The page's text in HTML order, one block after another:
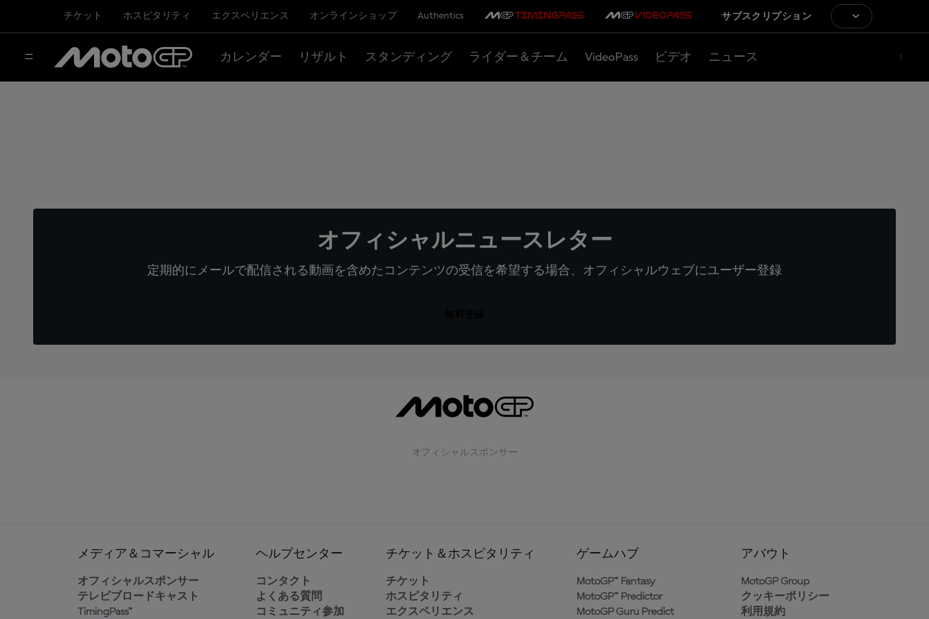
チケット ホスピタリティ エクスペリエンス オンラインショップ Authentics サブスクリプション
カレンダー リザルト スタンディング ライダー＆チーム VideoPass ビデオ ニュース
オフィシャルニュースレター
定期的にメールで配信される動画を含めたコンテンツの受信を希望する場合、オフィシャルウェブにユーザー登録
オフィシャルスポンサー
メディア＆コマーシャル
オフィシャルスポンサー
テレビブロードキャスト
TimingPass™
ヘルプセンター
コンタクト
よくある質問
コミュニティ参加
チケット＆ホスピタリティ
チケット
ホスピタリティ
エクスペリエンス
ゲームハブ
MotoGP™ Fantasy
MotoGP™ Predictor
MotoGP Guru Predict
アバウト
MotoGP Group
クッキーポリシー
利用規約